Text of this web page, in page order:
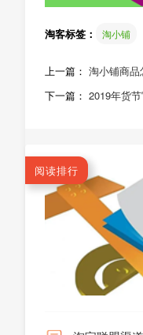
淘客标签： 淘小铺
上一篇： 淘小铺商
下一篇： 2019年货
阅读排行